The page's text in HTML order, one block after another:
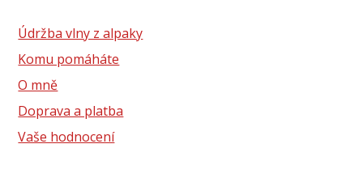
Údržba vlny z alpaky
Komu pomáháte
O mně
Doprava a platba
Vaše hodnocení